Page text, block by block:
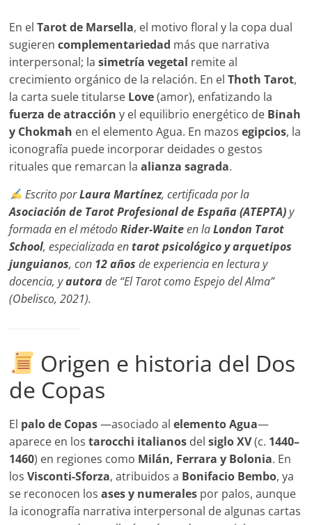
En elTarot de Marsella, el motivo floral y la copa dual
sugierencomplementariedad más que narrativa
interpersonal; lasimetría vegetal remite al
crecimiento orgánico de la relación. En elThoth Tarot,
la carta suele titularse Love(amor), enfatizando la
fuerza de atracción y el equilibrio energético de Binah
y Chokmah en el elemento Agua. En mazosegipcios, la
iconografía puede incorporar deidades o gestos
rituales que remarcan laalianza sagrada.
Escrito porLaura Martínez, certificada por la
Asociación de Tarot Profesional de España (ATEPTA)y
formada en el métodoRider-Waiteen laLondon Tarot
School, especializada entarot psicológico y arquetipos
junguianos, con 12 años de experiencia en lectura y
docencia, yautorade “El Tarot como Espejo del Alma”
(Obelisco, 2021).
Origen e historia del Dos
de Copas
El palo de Copas—asociado alelemento Agua—
aparece en lostarocchi italianos delsiglo XV(c. 1440–
1460) en regiones como Milán, Ferrara y Bolonia. En
losVisconti-Sforza, atribuidos a Bonifacio Bembo, ya
se reconocen losases y numerales por palos, aunque
la iconografía narrativa interpersonal de algunas cartas